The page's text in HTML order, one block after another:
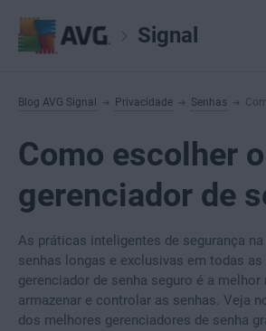
Signal
Blog AVG Signal Privacidade Senhas
Como escolher
gerenciador de
As práticas inteligentes de segurança
senhas longas e exclusivas em todas as
gerenciador de senha seguro é a melhor
armazenar e controlar as senhas. Veja
dos melhores gerenciadores de senha